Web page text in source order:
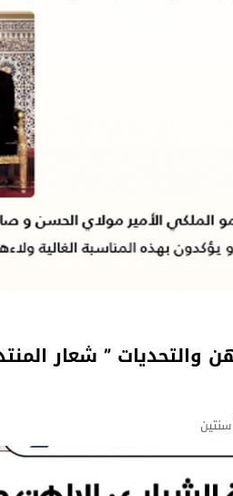
والتحديات ” شعار